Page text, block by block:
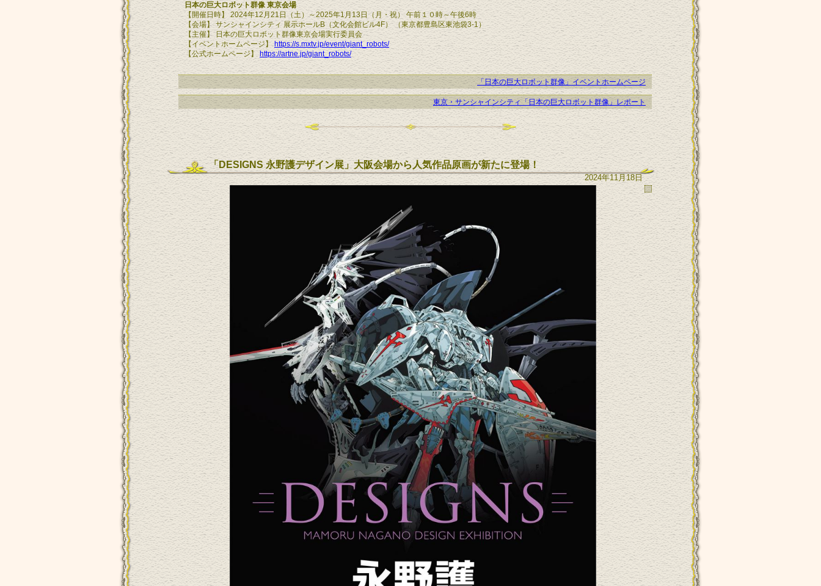
日本の巨大ロボット群像 東京会場
【開催日時】 2024年12月21日（土）～2025年1月13日（月・祝） 午前１０時～午後6時
【会場】 サンシャインシティ 展示ホールB（文化会館ビル4F） （東京都豊島区東池袋3-1）
【主催】 日本の巨大ロボット群像東京会場実行委員会
【イベントホームページ】 https://s.mxtv.jp/event/giant_robots/
【公式ホームページ】
https://artne.jp/giant_robots/
「日本の巨大ロボット群像」イベントホームページ
東京・サンシャインシティ「日本の巨大ロボット群像」レポート
「DESIGNS 永野護デザイン展」大阪会場から人気作品原画が新たに登場！
2024年11月18日